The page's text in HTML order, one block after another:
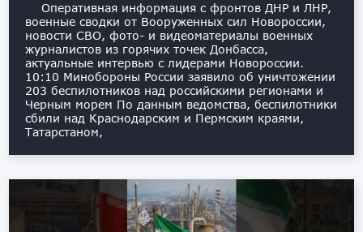
Оперативная информация с фронтов ДНР и ЛНР,
военные сводки от Вооруженных сил Новороссии,
новости СВО, фото- и видеоматериалы военных
журналистов из горячих точек Донбасса,
актуальные интервью с лидерами Новороссии.
10:10 Минобороны России заявило об уничтожении
203 беспилотников над российскими регионами и
Черным морем По данным ведомства, беспилотники
сбили над Краснодарским и Пермским краями,
Татарстаном,